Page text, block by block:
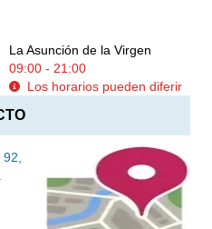
La Asunción de la Virgen
09:00 - 21:00
Los horarios pueden diferir